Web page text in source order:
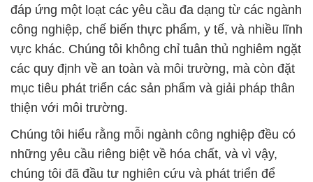
đáp ứng một loạt các yêu cầu đa dạng từ các ngành
công nghiệp, chế biến thực phẩm, y tế, và nhiều lĩnh
vực khác. Chúng tôi không chỉ tuân thủ nghiêm ngặt
các quy định về an toàn và môi trường, mà còn đặt
mục tiêu phát triển các sản phẩm và giải pháp thân
thiện với môi trường.
Chúng tôi hiểu rằng mỗi ngành công nghiệp đều có
những yêu cầu riêng biệt về hóa chất, và vì vậy,
chúng tôi đã đầu tư nghiên cứu và phát triển để